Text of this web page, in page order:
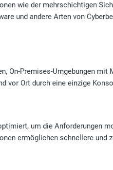
wie der mehrschichtigen
und andere Arten von
On-Premises-Umgebungen mit
vor Ort durch eine einzige
um die Anforderungen
ermöglichen schnellere und